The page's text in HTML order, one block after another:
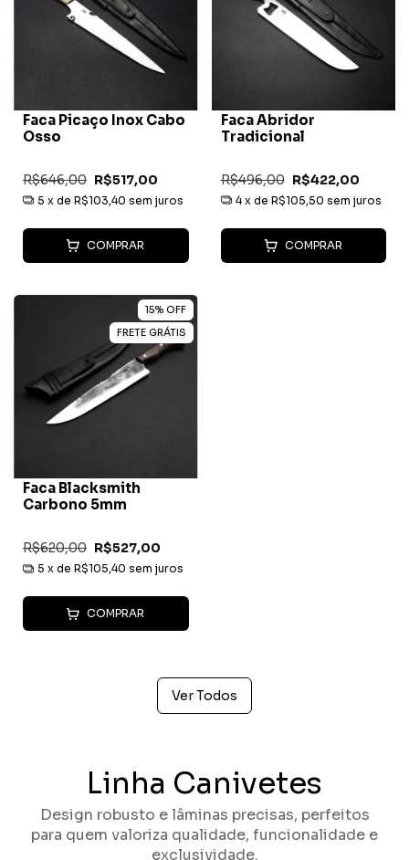
Faca Picaço Inox Cabo
Osso
R$646,00 R$517,00
5 x de R$103,40 sem juros
COMPRAR
Faca Abridor
Tradicional
R$496,00 R$422,00
4 x de R$105,50 sem juros
COMPRAR
15% OFF
FRETE GRÁTIS
Faca Blacksmith
Carbono 5mm
R$620,00 R$527,00
5 x de R$105,40 sem juros
COMPRAR
Ver Todos
Linha Canivetes
Design robusto e lâminas precisas, perfeitos
para quem valoriza qualidade, funcionalidade e
exclusividade.